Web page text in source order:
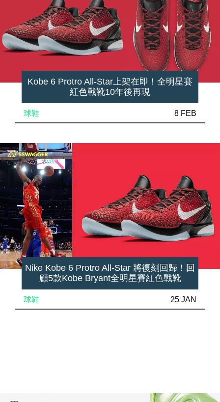
Kobe 6 Protro All-Star上架在即！全明星賽
紅色戰靴10年後再現
球鞋 8 FEB
Nike Kobe 6 Protro All-Star 將復刻回歸！回
顧5款Kobe Bryant全明星賽紅色戰靴
球鞋 25 JAN